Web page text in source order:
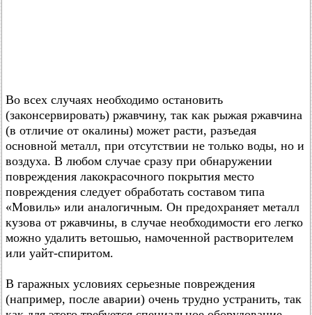
Во всех случаях необходимо остановить
(законсервировать) ржавчину, так как рыжая ржавчина
(в отличие от окалины) может расти, разъедая
основной металл, при отсутствии не только воды, но и
воздуха. В любом случае сразу при обнаружении
повреждения лакокрасочного покрытия место
повреждения следует обработать составом типа
«Мовиль» или аналогичным. Он предохраняет металл
кузова от ржавчины, в случае необходимости его легко
можно удалить ветошью, намоченной растворителем
или уайт-спиритом.
В гаражных условиях серьезные повреждения
(например, после аварии) очень трудно устранить, так